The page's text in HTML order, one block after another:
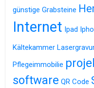
günstige Grabsteine
Internet Ipad
Kältekammer
Pflegeimmobilie
software QR Code